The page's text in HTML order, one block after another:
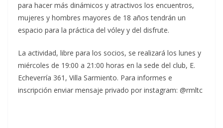
para hacer más dinámicos y atractivos los encuentros,
mujeres y hombres mayores de 18 años tendrán un
espacio para la práctica del vóley y del disfrute.
La actividad, libre para los socios, se realizará los lunes y
miércoles de 19:00 a 21:00 horas en la sede del club, E.
Echeverría 361, Villa Sarmiento. Para informes e
inscripción enviar mensaje privado por instagram: @rmltc